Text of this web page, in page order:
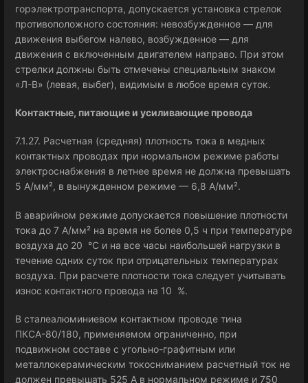
горэлектротранспорта, допускается установка стрелок
противоположного состояния: невозбужденное — для
движения выбегом налево, возбужденное — для
движения с включенным двигателем направо. При этом
стрелки должны быть отмечены специальным знаком
«Л-В» (левая, выбег), видимым в любое время суток.
Контактные, питающие и усиливающие провода
7.1.27. Расчетная (средняя) плотность тока в медных
контактных проводах при нормальном режиме работы
электроснабжения в летнее время не должна превышать
5 А/мм², в вынужденном режиме — 6,8 А/мм².
В аварийном режиме допускается повышение плотности
тока до 7 А/мм² на время не более 0,5 ч при температуре
воздуха до 20 °C и на все часы наибольшей нагрузки в
течение одних суток при отрицательных температурах
воздуха. При расчете плотности тока следует учитывать
износ контактного провода на 10 %.
В сталеалюминиевом контактном проводе тина
ПКСА-80/180, применяемом ограниченно, при
подвижном составе с угольно-графитным или
металлокерамическим токосниманием расчетный ток не
должен превышать 525 А в нормальном режиме и 750